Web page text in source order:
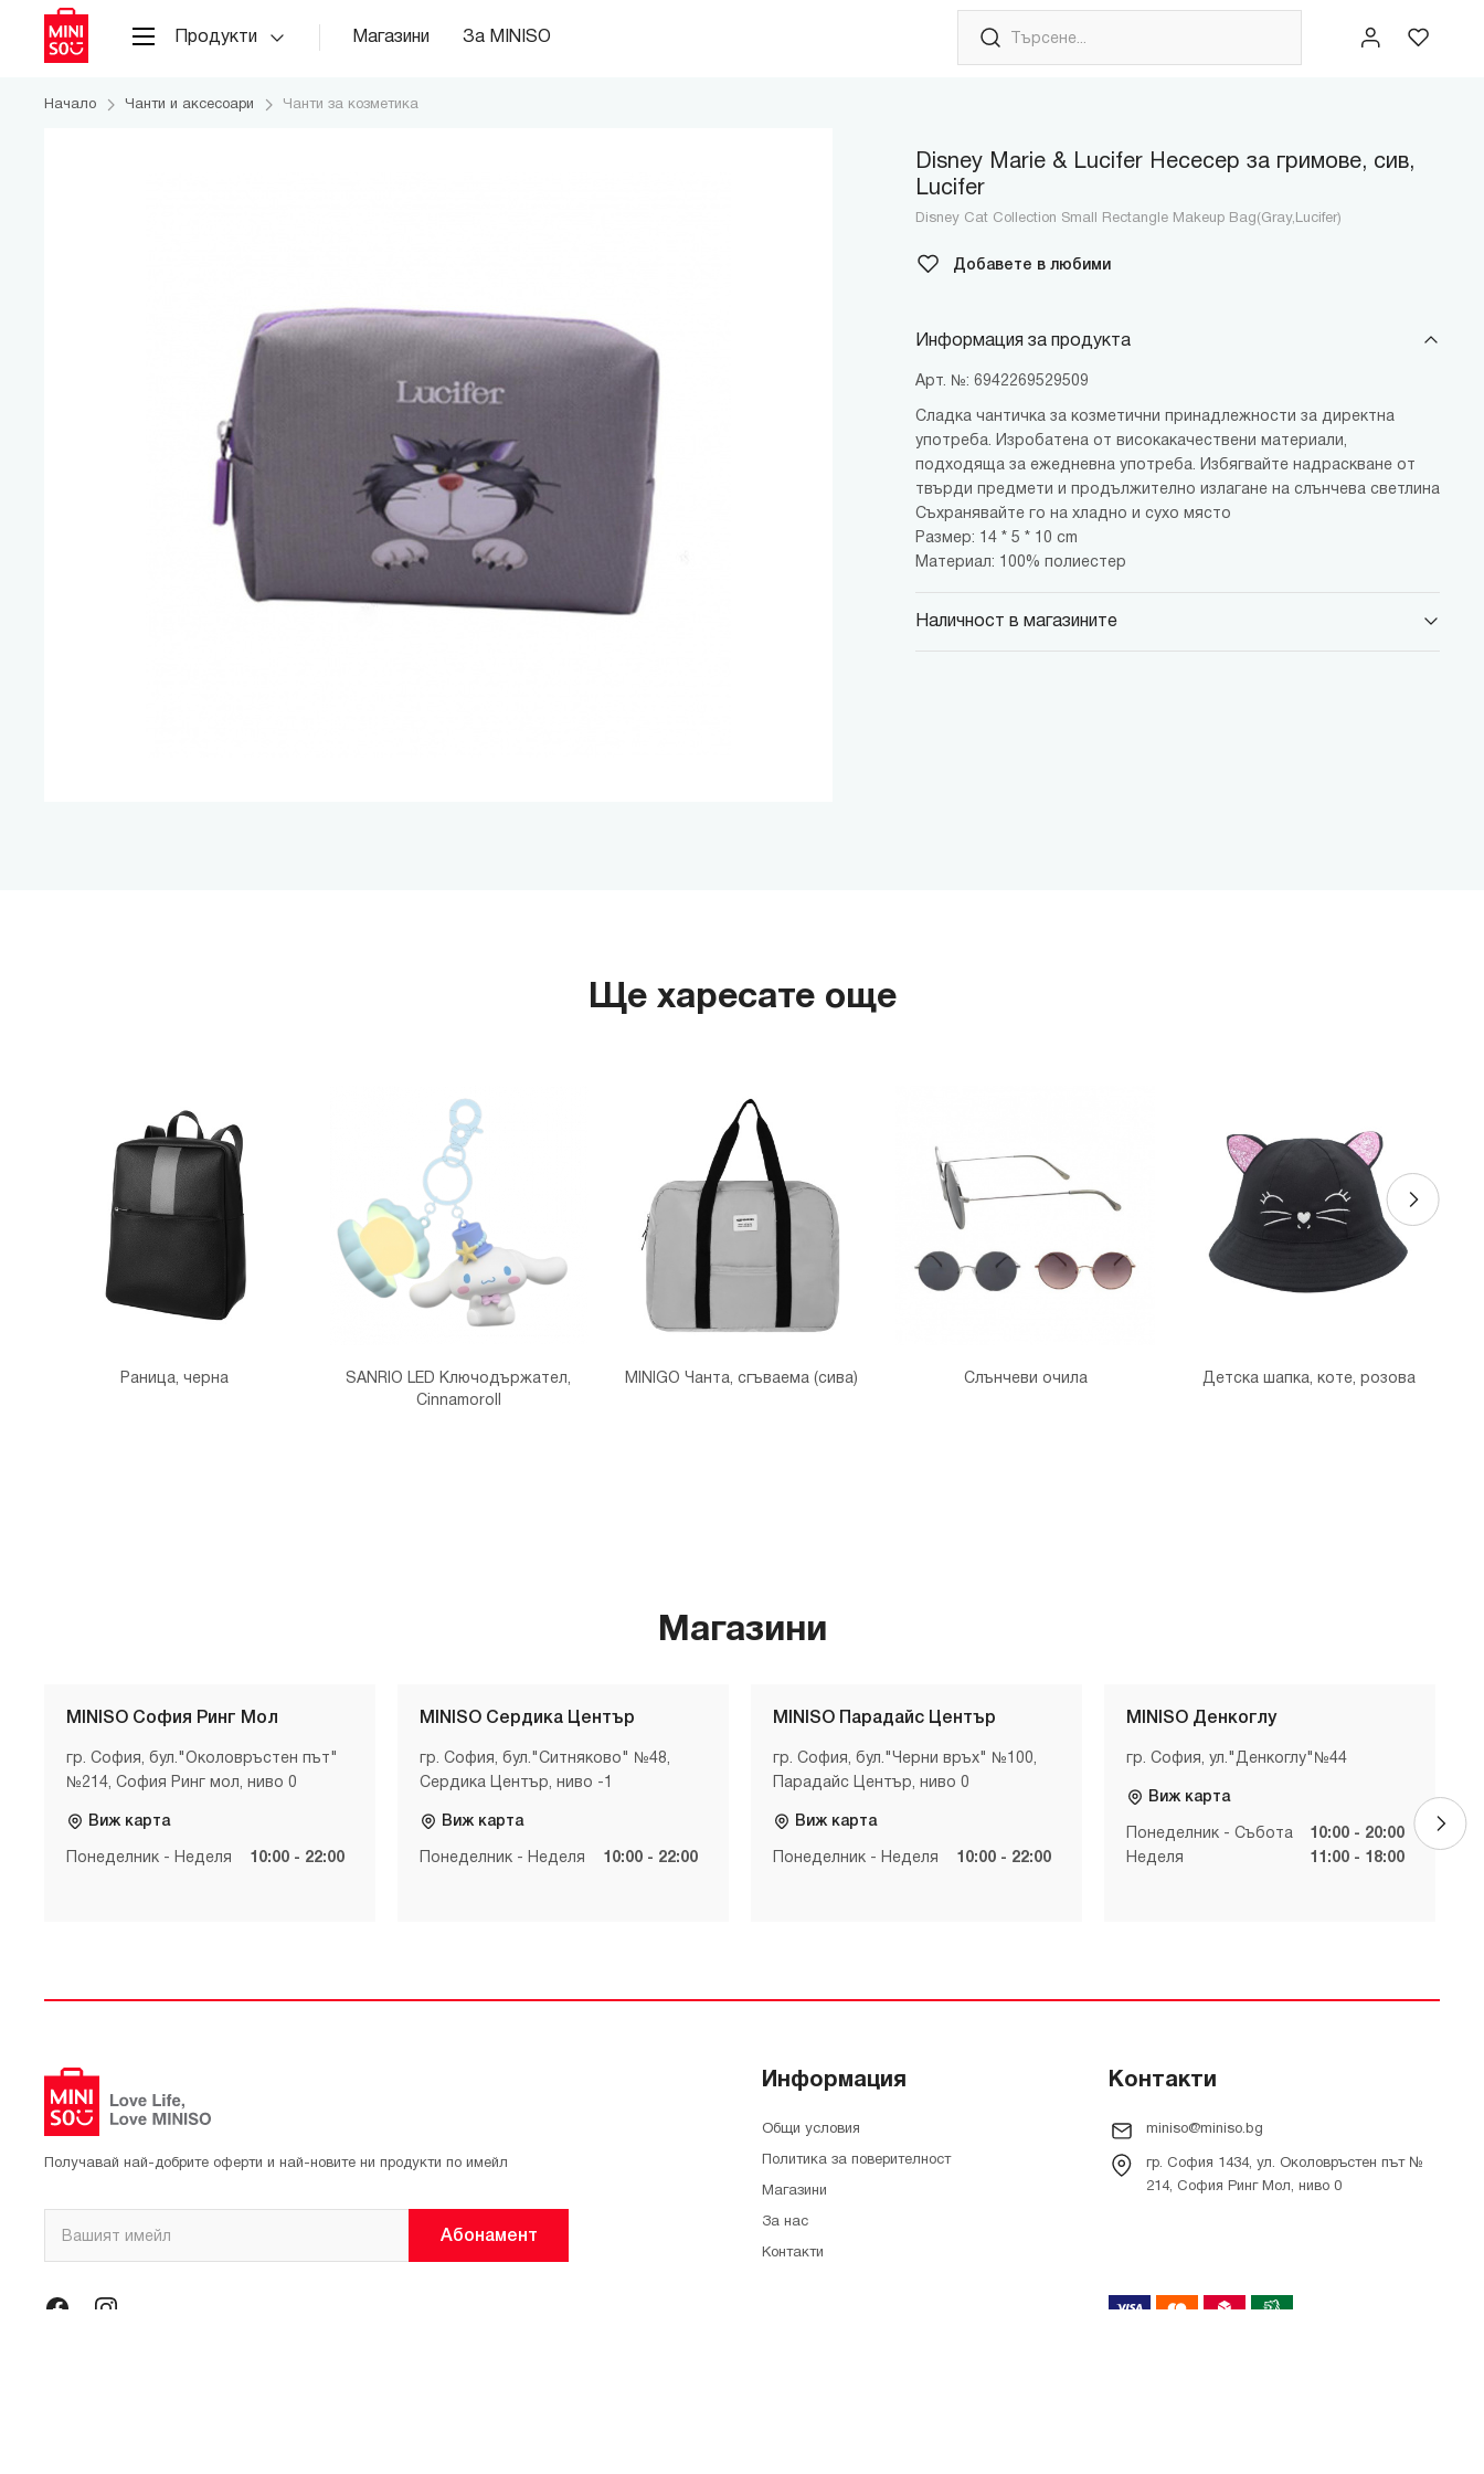
Продукти Магазини За MINISO
Начало Чанти и аксесоари Чанти за козметика
Disney Marie & Lucifer Несесер за гримове, сив,
Lucifer
Disney Cat Collection Small Rectangle Makeup Bag(Gray,Lucifer)
Добавете в любими
Информация за продукта
Арт. №: 6942269529509
Сладка чантичка за козметични принадлежности за директна
употреба. Изробатена от високакачествени материали,
подходяща за ежедневна употреба. Избягвайте надраскване от
твърди предмети и продължително излагане на слънчева светлина
Съхранявайте го на хладно и сухо място
Размер: 14 * 5 * 10 cm
Материал: 100% полиестер
Наличност в магазините
Ще харесате още
Раница, черна
SANRIO LED Ключодържател,
Cinnamoroll
MINIGO Чанта, сгъваема (сива) Слънчеви очила Детска шапка, коте, розова
Магазини
MINISO София Ринг Мол
гр. София, бул."Околовръстен път"
№214, София Ринг мол, ниво 0
Виж карта
Понеделник - Неделя 10:00 - 22:00
MINISO Сердика Център
гр. София, бул."Ситняково" №48,
Сердика Център, ниво -1
Виж карта
Понеделник - Неделя 10:00 - 22:00
MINISO Парадайс Център
гр. София, бул."Черни връх" №100,
Парадайс Център, ниво 0
Виж карта
Понеделник - Неделя 10:00 - 22:00
MINISO Денкоглу
гр. София, ул."Денкоглу"№44
Виж карта
Понеделник - Събота
10:00 - 20:00
Неделя
11:00 - 18:00
Получавай най-добрите оферти и най-новите ни продукти по имейл
Абонамент
Информация
Общи условия
Политика за поверителност
Магазини
За нас
Контакти
Контакти
miniso@miniso.bg
гр. София 1434, ул. Околовръстен път №
214, София Ринг Мол, ниво 0